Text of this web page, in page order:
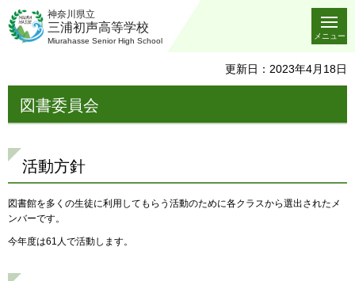
神奈川県立
三浦初声高等学校
Miurahasse Senior High School
メニュー
更新日：2023年4月18日
図書委員会
活動方針
図書館を多くの生徒に利用してもらう活動のために各クラスから選出されたメ
ンバーです。
今年度は61人で活動します。